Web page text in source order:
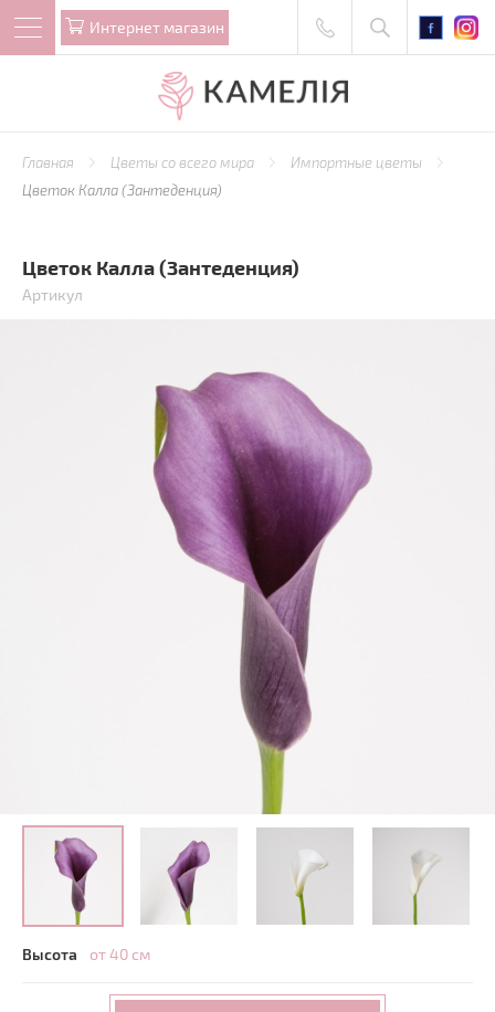
Интернет магазин
Главная Цветы со всего мира
Импортные цветы
Цветок Калла (Зантеденция)
Цветок Калла (Зантеденция)
Артикул
Высота от 40 см